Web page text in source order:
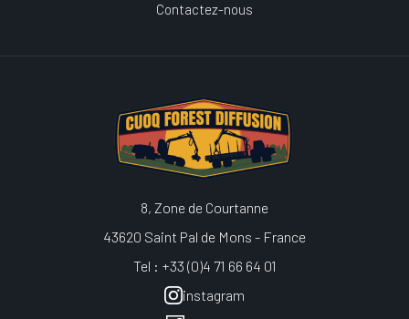
Contactez-nous
8, Zone de Courtanne
43620 Saint Pal de Mons - France
Tel : +33 (0)4 71 66 64 01
instagram